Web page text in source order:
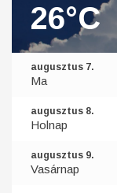
26°C
augusztus 7.
Ma
augusztus 8.
Holnap
augusztus 9.
Vasárnap